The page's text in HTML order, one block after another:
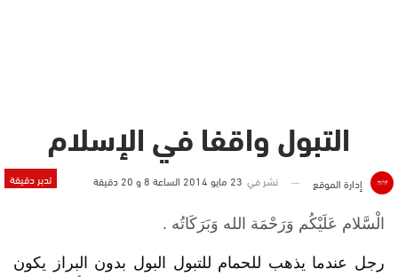
التبول واقفا في الإسلام
تدبر دقيقة إدارة الموقع نشر في 23 مايو 2014 الساعة 8 و 20 دقيقة
الْسَّلام عَلَيْكُم وَرَحْمَة الله وَبَرَكَاتُه .
رجل عندما يذهب للحمام للتبول البول بدون البراز يكون